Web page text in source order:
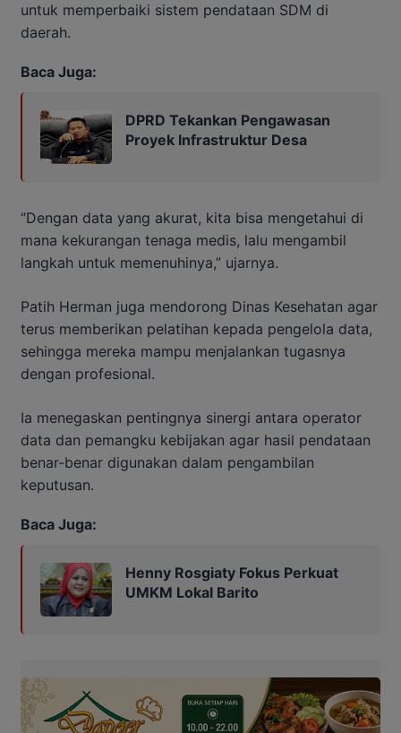
untuk memperbaiki sistem pendataan SDM di
daerah.
Baca Juga:
DPRD Tekankan Pengawasan
Proyek Infrastruktur Desa
“Dengan data yang akurat, kita bisa mengetahui di
mana kekurangan tenaga medis, lalu mengambil
langkah untuk memenuhinya,” ujarnya.
Patih Herman juga mendorong Dinas Kesehatan agar
terus memberikan pelatihan kepada pengelola data,
sehingga mereka mampu menjalankan tugasnya
dengan profesional.
Ia menegaskan pentingnya sinergi antara operator
data dan pemangku kebijakan agar hasil pendataan
benar-benar digunakan dalam pengambilan
keputusan.
Baca Juga:
Henny Rosgiaty Fokus Perkuat
UMKM Lokal Barito